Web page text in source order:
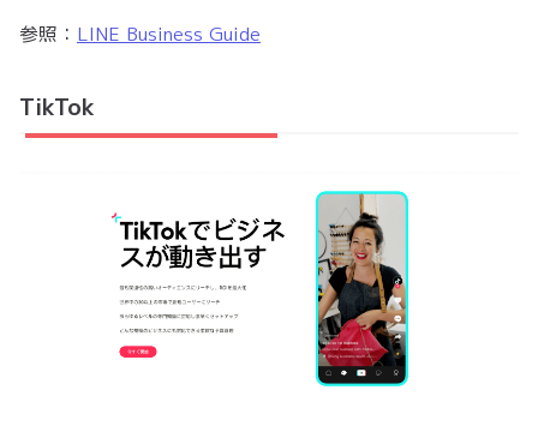
参照： LINE Business Guide
TikTok